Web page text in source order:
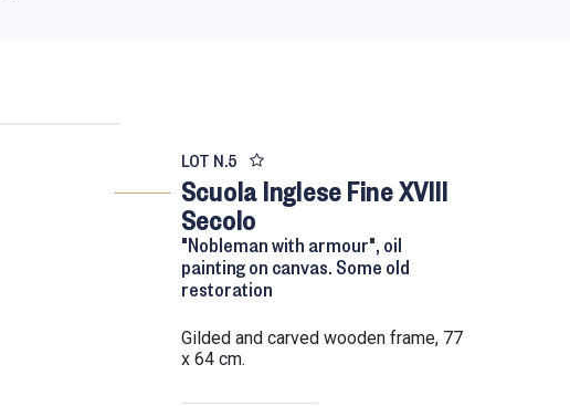
LOT N.5
Scuola Inglese Fine XVIII
Secolo
"Nobleman with armour", oil
painting on canvas. Some old
restoration
gilded and carved wooden frame, 77
x 64 cm.